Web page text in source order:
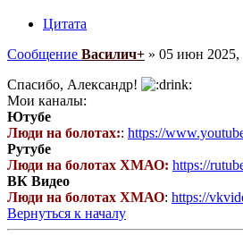
Цитата
Сообщение Василич+ » 05 июн 2025,
Спасибо, Александр!
Мои каналы:
Ютубе
Люди на болотах:: https://
Рутубе
Люди на болотах ХМАО: https://
ВК Видео
Люди на болотах ХМАО: https://
Вернуться к началу